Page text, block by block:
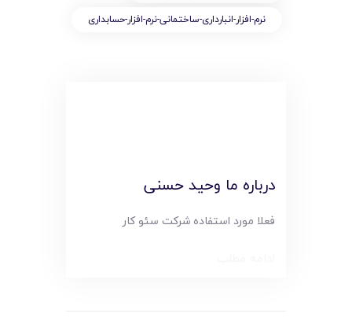
نرم-افزار-انبارداری-ساختمانی-نرم-افزار-حسابداری
درباره ما وحید حسنی
فعلا مورد استفاده شرکت سئو کار